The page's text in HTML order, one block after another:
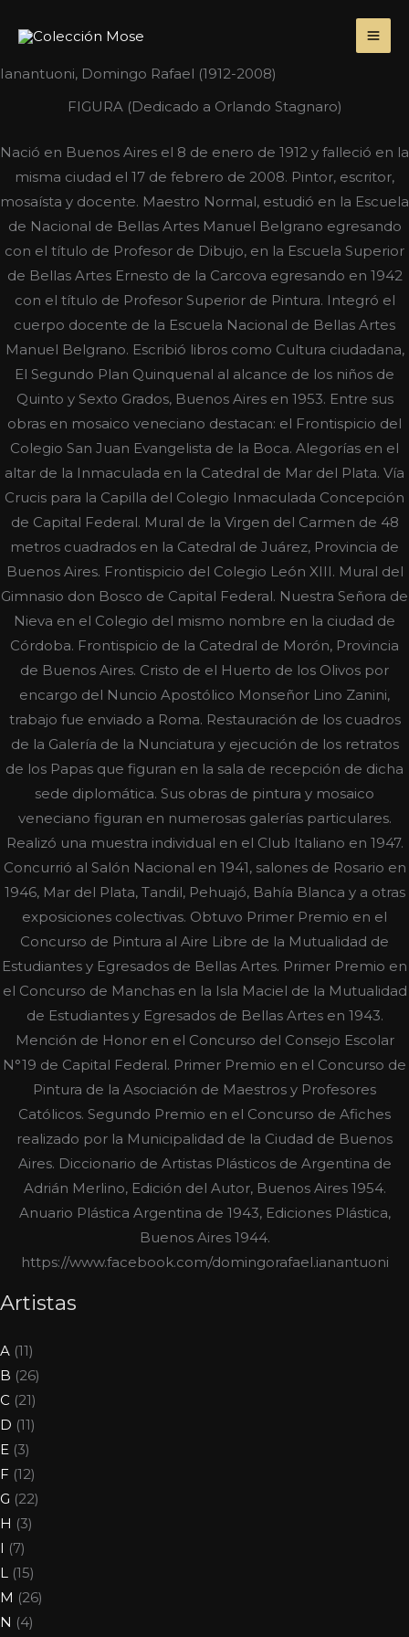
Ianantuoni, Domingo Rafael (1912-2008)
FIGURA (Dedicado a Orlando Stagnaro)
Nació en Buenos Aires el 8 de enero de 1912 y falleció en la
misma ciudad el 17 de febrero de 2008. Pintor, escritor,
mosaísta y docente. Maestro Normal, estudió en la Escuela
de Nacional de Bellas Artes Manuel Belgrano egresando
con el título de Profesor de Dibujo, en la Escuela Superior
de Bellas Artes Ernesto de la Carcova egresando en 1942
con el título de Profesor Superior de Pintura. Integró el
cuerpo docente de la Escuela Nacional de Bellas Artes
Manuel Belgrano. Escribió libros como Cultura ciudadana,
El Segundo Plan Quinquenal al alcance de los niños de
Quinto y Sexto Grados, Buenos Aires en 1953. Entre sus
obras en mosaico veneciano destacan: el Frontispicio del
Colegio San Juan Evangelista de la Boca. Alegorías en el
altar de la Inmaculada en la Catedral de Mar del Plata. Vía
Crucis para la Capilla del Colegio Inmaculada Concepción
de Capital Federal. Mural de la Virgen del Carmen de 48
metros cuadrados en la Catedral de Juárez, Provincia de
Buenos Aires. Frontispicio del Colegio León XIII. Mural del
Gimnasio don Bosco de Capital Federal. Nuestra Señora de
Nieva en el Colegio del mismo nombre en la ciudad de
Córdoba. Frontispicio de la Catedral de Morón, Provincia
de Buenos Aires. Cristo de el Huerto de los Olivos por
encargo del Nuncio Apostólico Monseñor Lino Zanini,
trabajo fue enviado a Roma. Restauración de los cuadros
de la Galería de la Nunciatura y ejecución de los retratos
de los Papas que figuran en la sala de recepción de dicha
sede diplomática. Sus obras de pintura y mosaico
veneciano figuran en numerosas galerías particulares.
Realizó una muestra individual en el Club Italiano en 1947.
Concurrió al Salón Nacional en 1941, salones de Rosario en
1946, Mar del Plata, Tandil, Pehuajó, Bahía Blanca y a otras
exposiciones colectivas. Obtuvo Primer Premio en el
Concurso de Pintura al Aire Libre de la Mutualidad de
Estudiantes y Egresados de Bellas Artes. Primer Premio en
el Concurso de Manchas en la Isla Maciel de la Mutualidad
de Estudiantes y Egresados de Bellas Artes en 1943.
Mención de Honor en el Concurso del Consejo Escolar
N°19 de Capital Federal. Primer Premio en el Concurso de
Pintura de la Asociación de Maestros y Profesores
Católicos. Segundo Premio en el Concurso de Afiches
realizado por la Municipalidad de la Ciudad de Buenos
Aires. Diccionario de Artistas Plásticos de Argentina de
Adrián Merlino, Edición del Autor, Buenos Aires 1954.
Anuario Plástica Argentina de 1943, Ediciones Plástica,
Buenos Aires 1944.
https://www.facebook.com/domingorafael.ianantuoni
Artistas
A (11)
B (26)
C (21)
D (11)
E (3)
F (12)
G (22)
H (3)
I (7)
L (15)
M (26)
N (4)